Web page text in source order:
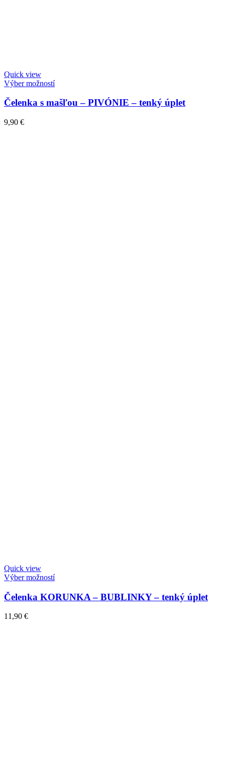
Quick view
Výber možností
Čelenka s mašľou – PIVÓNIE – tenký úplet
9,90 €
Quick view
Výber možností
Čelenka KORUNKA – BUBLINKY – tenký úplet
11,90 €